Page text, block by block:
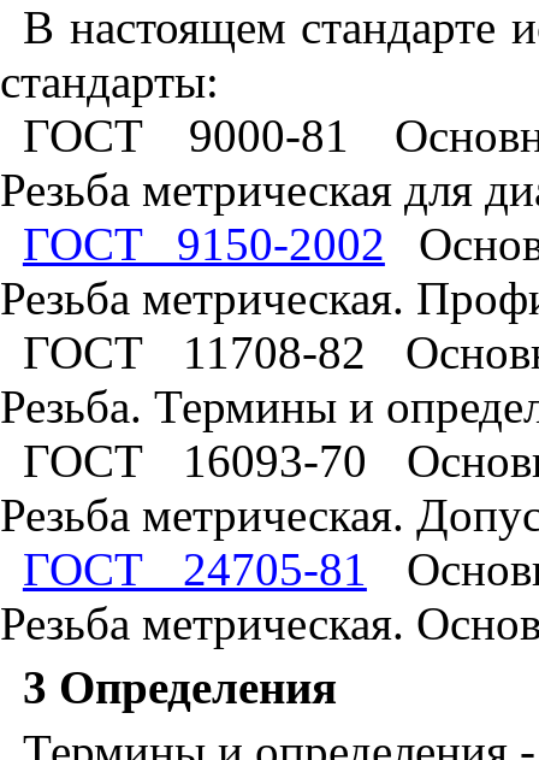
В настоящем стандарте
стандарты:
ГОСТ 9000-81
Резьба метрическая для
ГОСТ 9150-2002
Резьба метрическая.
ГОСТ 11708-82
Резьба. Термины и
ГОСТ 16093-70
Резьба метрическая.
ГОСТ 24705-81
Резьба метрическая.
3 Определения